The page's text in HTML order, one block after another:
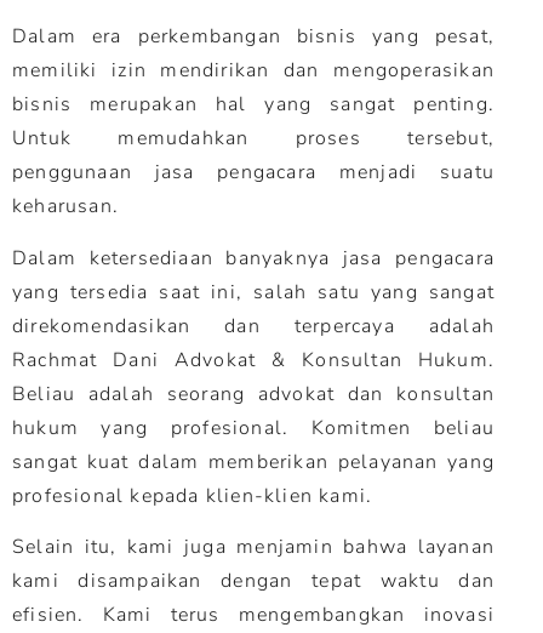
Dalam era perkembangan bisnis yang pesat,
memiliki izin mendirikan dan mengoperasikan
bisnis merupakan hal yang sangat penting.
Untuk memudahkan proses tersebut,
penggunaan jasa pengacara menjadi suatu
keharusan.
Dalam ketersediaan banyaknya jasa pengacara
yang tersedia saat ini, salah satu yang sangat
direkomendasikan dan terpercaya adalah
Rachmat Dani Advokat & Konsultan Hukum.
Beliau adalah seorang advokat dan konsultan
hukum yang profesional. Komitmen beliau
sangat kuat dalam memberikan pelayanan yang
profesional kepada klien-klien kami.
Selain itu, kami juga menjamin bahwa layanan
kami disampaikan dengan tepat waktu dan
efisien. Kami terus mengembangkan inovasi